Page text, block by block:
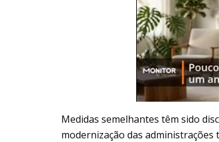
Medidas semelhantes têm sido
modernização das